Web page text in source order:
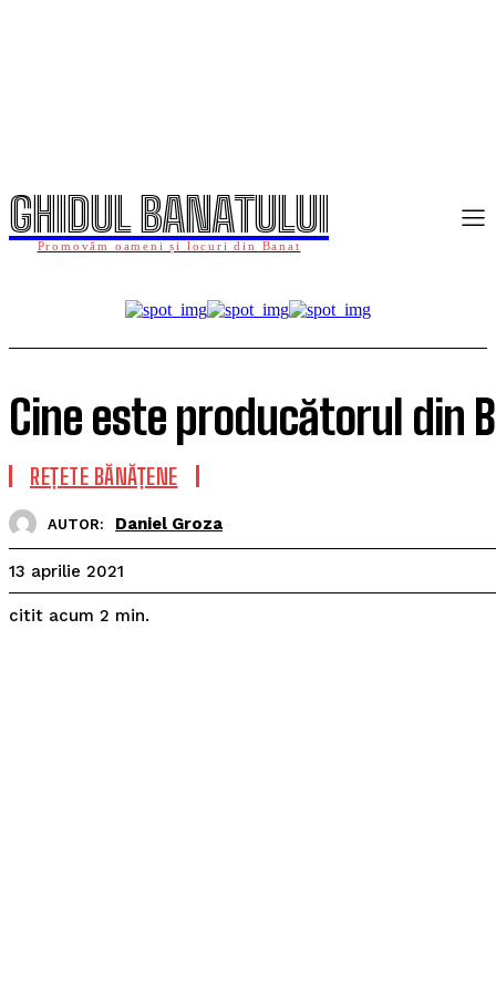
GHIDUL BANATULUI
Promovăm oameni și locuri din Banat
Cine este producătorul din
REȚETE BĂNĂȚENE
AUTOR: Daniel Groza
13 aprilie 2021
citit acum 2 min.